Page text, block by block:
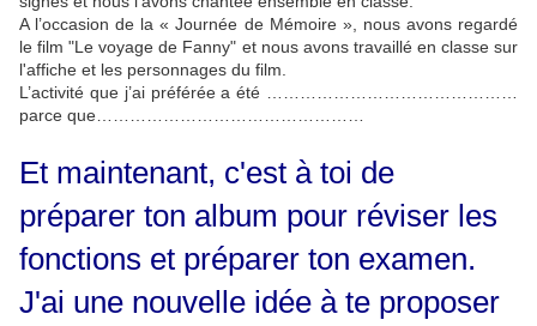
A l’occasion de la « Journée de Mémoire », nous avons regardé
le film "Le voyage de Fanny" et nous avons travaillé en classe sur
l'affiche et les personnages du film.
L’activité que j’ai préférée a été ………………………………………
parce que…………………………………………
Et maintenant, c'est à toi de
préparer ton album pour réviser les
fonctions et préparer ton examen.
J'ai une nouvelle idée à te proposer